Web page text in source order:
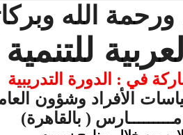
ورحمة الله
للتنمية
في : الدورة التدريبية
الأفراد وشؤون